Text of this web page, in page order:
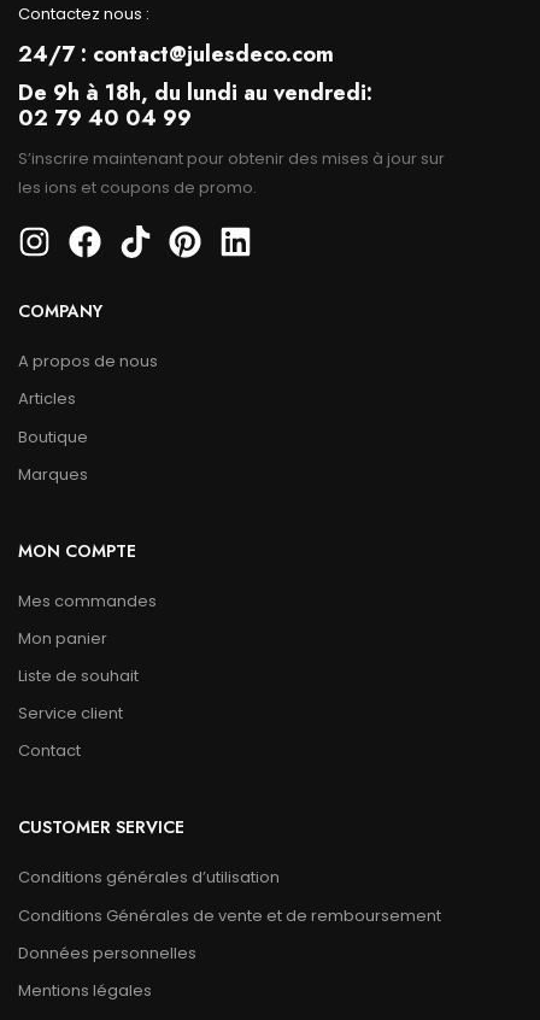
Contactez nous :
24/7 : contact@julesdeco.com
De 9h à 18h, du lundi au vendredi:
02 79 40 04 99
S’inscrire maintenant pour obtenir des mises à jour sur
les ions et coupons de promo.
COMPANY
A propos de nous
Articles
Boutique
Marques
MON COMPTE
Mes commandes
Mon panier
Liste de souhait
Service client
Contact
CUSTOMER SERVICE
Conditions générales d’utilisation
Conditions Générales de vente et de remboursement
Données personnelles
Mentions légales